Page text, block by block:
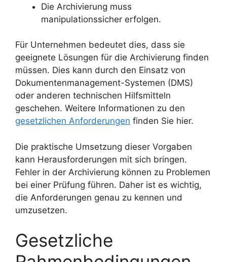
Die Archivierung muss
manipulationssicher erfolgen.
Für Unternehmen bedeutet dies, dass sie
geeignete Lösungen für die Archivierung finden
müssen. Dies kann durch den Einsatz von
Dokumentenmanagement-Systemen (DMS)
oder anderen technischen Hilfsmitteln
geschehen. Weitere Informationen zu den
gesetzlichen Anforderungen finden Sie hier.
Die praktische Umsetzung dieser Vorgaben
kann Herausforderungen mit sich bringen.
Fehler in der Archivierung können zu Problemen
bei einer Prüfung führen. Daher ist es wichtig,
die Anforderungen genau zu kennen und
umzusetzen.
Gesetzliche